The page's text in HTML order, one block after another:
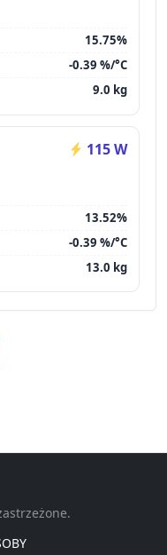
15.75%
-0.39 %/°C
9.0 kg
115 W
13.52%
-0.39 %/°C
13.0 kg